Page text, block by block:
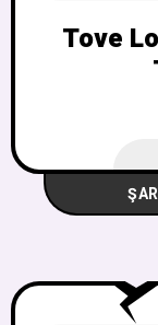
Tove